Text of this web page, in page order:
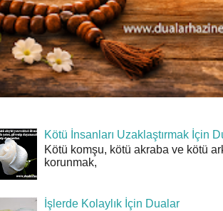
Kötü İnsanları Uzaklaştırmak İçin
Kötü komşu, kötü akraba ve kötü
korunmak,
İşlerde Kolaylık İçin Dualar